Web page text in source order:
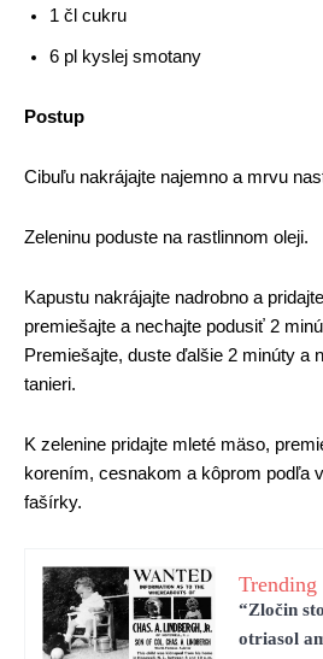
1 čl cukru
6 pl kyslej smotany
Postup
Cibuľu nakrájajte najemno a mrvu
Zeleninu poduste na rastlinnom oleji.
Kapustu nakrájajte nadrobno a
premiešajte a nechajte podusiť 2
Premiešajte, duste ďalšie 2 minúty a
tanieri.
K zelenine pridajte mleté ​​mäso,
korením, cesnakom a kôprom podľa
fašírky.
Trending
“Zločin
otriasol